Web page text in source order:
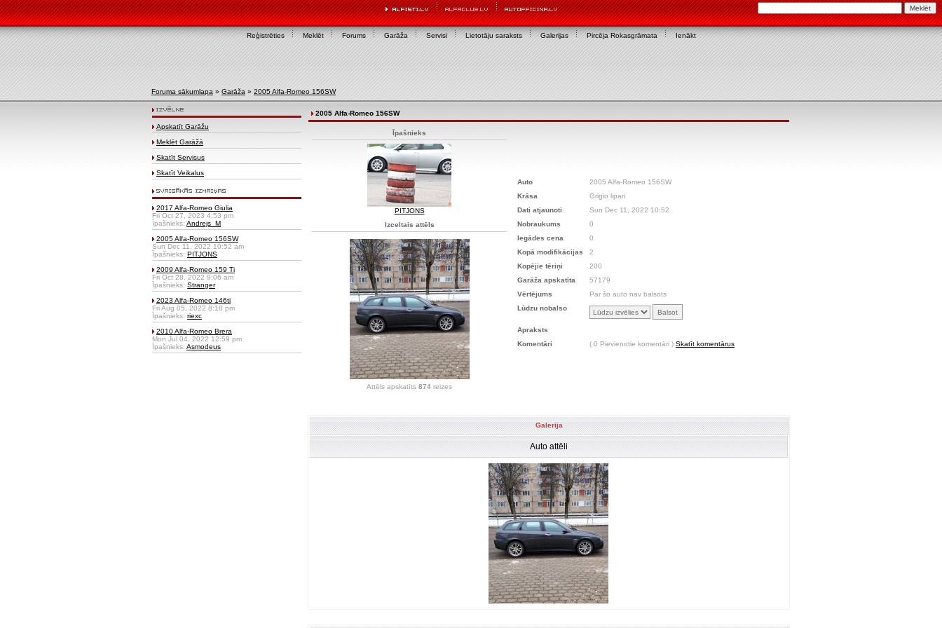
Reģistrēties Meklēt Forums Garāža Servisi Lietotāju saraksts Galerijas Pircēja Rokasgrāmata Ienākt
Foruma sākumlapa » Garāža » 2005 Alfa-Romeo 156SW
Apskatīt Garāžu
Meklēt Garāžā
Skatīt Servisus
Skatīt Veikalus
2017 Alfa-Romeo Giulia
Fri Oct 27, 2023 4:53 pm
Īpašnieks: Andrejs_M
2005 Alfa-Romeo 156SW
Sun Dec 11, 2022 10:52 am
Īpašnieks: PITJONS
2009 Alfa-Romeo 159 Ti
Fri Oct 28, 2022 9:06 am
Īpašnieks: Stranger
2023 Alfa-Romeo 146ti
Fri Aug 05, 2022 8:18 pm
Īpašnieks: riexc
2010 Alfa-Romeo Brera
Mon Jul 04, 2022 12:59 pm
Īpašnieks: Asmodeus
2005 Alfa-Romeo 156SW
Īpašnieks
PITJONS
Izceltais attēls
Attēls apskatīts 874 reizes
Auto
2005 Alfa-Romeo 156SW
Krāsa
Grigio lipari
Dati atjaunoti
Sun Dec 11, 2022 10:52
Nobraukums
0
Iegādes cena
0
Kopā modifikācijas
2
Kopējie tēriņi
200
Garāža apskatīta
57179
Vērtējums
Par šo auto nav balsots
Lūdzu nobalso
Apraksts
Komentāri
( 0 Pievienotie komentāri ) Skatīt komentārus
Galerija
Auto attēli